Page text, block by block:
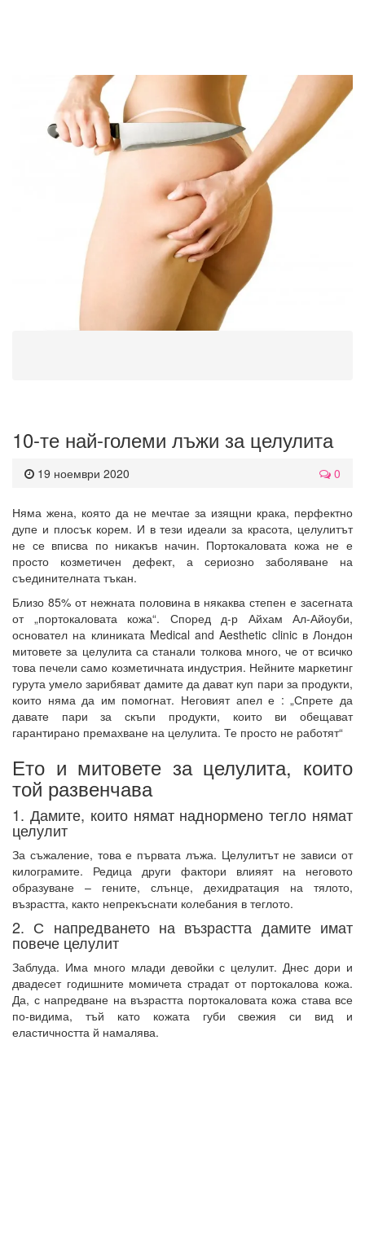
10-те най-големи лъжи за целулита
19 ноември 2020 0
Няма жена, която да не мечтае за изящни крака, перфектно
дупе и плосък корем. И в тези идеали за красота, целулитът
не се вписва по никакъв начин. Портокаловата кожа не е
просто козметичен дефект, а сериозно заболяване на
съединителната тъкан.
Близо 85% от нежната половина в някаква степен е засегната
от „портокаловата кожа“. Според д-р Айхам Ал-Айоуби,
основател на клиниката Medical and Aesthetic clinic в Лондон
митовете за целулита са станали толкова много, че от всичко
това печели само козметичната индустрия. Нейните маркетинг
гурута умело зарибяват дамите да дават куп пари за продукти,
които няма да им помогнат. Неговият апел е : „Спрете да
давате пари за скъпи продукти, които ви обещават
гарантирано премахване на целулита. Те просто не работят“
Ето и митовете за целулита, които
той развенчава
1. Дамите, които нямат наднормено тегло нямат
целулит
За съжаление, това е първата лъжа. Целулитът не зависи от
килограмите. Редица други фактори влияят на неговото
образуване – гените, слънце, дехидратация на тялото,
възрастта, както непрекъснати колебания в теглото.
2. С напредването на възрастта дамите имат
повече целулит
Заблуда. Има много млади девойки с целулит. Днес дори и
двадесет годишните момичета страдат от портокалова кожа.
Да, с напредване на възрастта портокаловата кожа става все
по-видима, тъй като кожата губи свежия си вид и
еластичността й намалява.